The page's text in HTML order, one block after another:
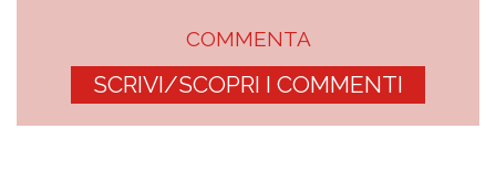
COMMENTA
SCRIVI/SCOPRI I COMMENTI